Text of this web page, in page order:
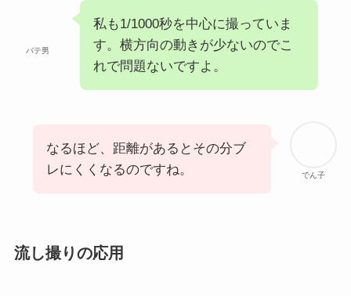
バテ男
私も1/1000秒を中心に撮っていま
す。横方向の動きが少ないのでこ
れで問題ないですよ。
でん子
なるほど、距離があるとその分ブ
レにくくなるのですね。
流し撮りの応用